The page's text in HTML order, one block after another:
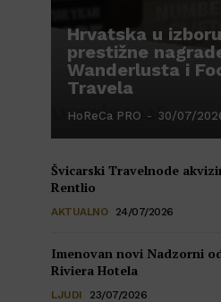
Hrvatska u
prestižne
Wanderlusta i
Travela
HoReCa PRO - 30/07/
Švicarski Travelnode
Rentlio
AKTUALNO 24/07/2026
Imenovan novi Nadzorni
Riviera Hotela
LJUDI 23/07/2026